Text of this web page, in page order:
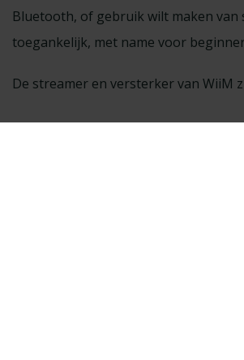
Bluetooth, of gebruik wilt maken van
toegankelijk, met name voor
De streamer en versterker van WiiM